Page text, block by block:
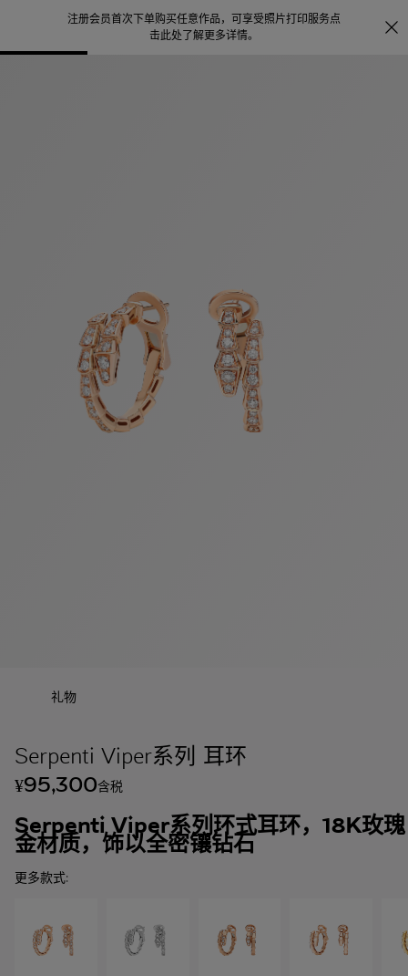
注册会员首次下单购买任意作品，可享受照片打印服务点
击此处了解更多详情。
礼物
Serpenti Viper系列 耳环
¥95,300含税
Serpenti Viper系列环式耳环，18K玫瑰
金材质，饰以全密镶钻石
更多款式: